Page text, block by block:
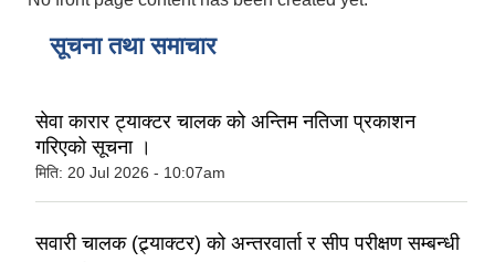
सूचना तथा समाचार
सेवा कारार ट्याक्टर चालक को अन्तिम नतिजा प्रकाशन
गरिएको सूचना ।
मिति: 20 Jul 2026 - 10:07am
सवारी चालक (ट्र्याक्टर) को अन्तरवार्ता र सीप परीक्षण सम्बन्धी